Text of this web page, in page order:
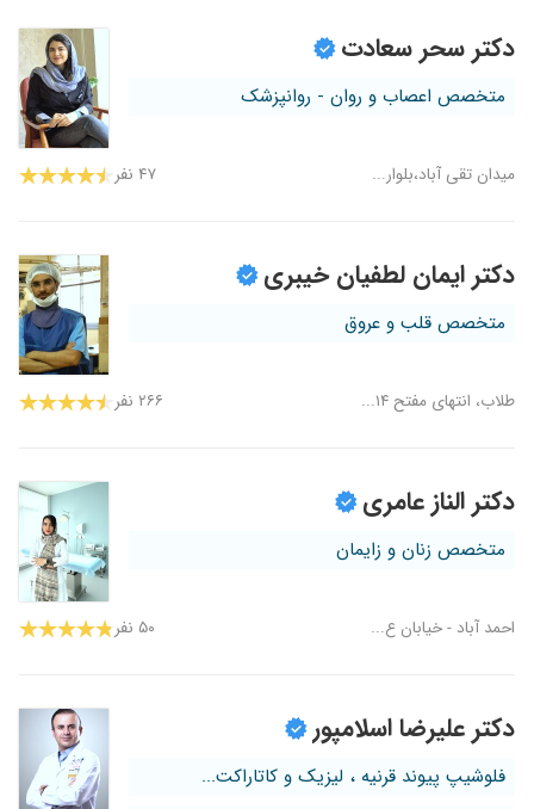
دکتر سحر سعادت
متخصص اعصاب و روان - روانپزشک
میدان تقی آباد،بلوار... ۴۷ نفر
دکتر ایمان لطفیان خیبری
متخصص قلب و عروق
طلاب، انتهای مفتح ۱۴... ۲۶۶ نفر
دکتر الناز عامری
متخصص زنان و زایمان
احمد آباد - خیابان ع... ۵۰ نفر
دکتر علیرضا اسلامپور
فلوشیپ پیوند قرنیه ، لیزیک و کاتاراکت...